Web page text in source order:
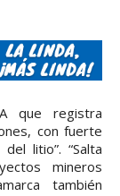
que registra
con fuerte
litio”. “Salta
mineros
también